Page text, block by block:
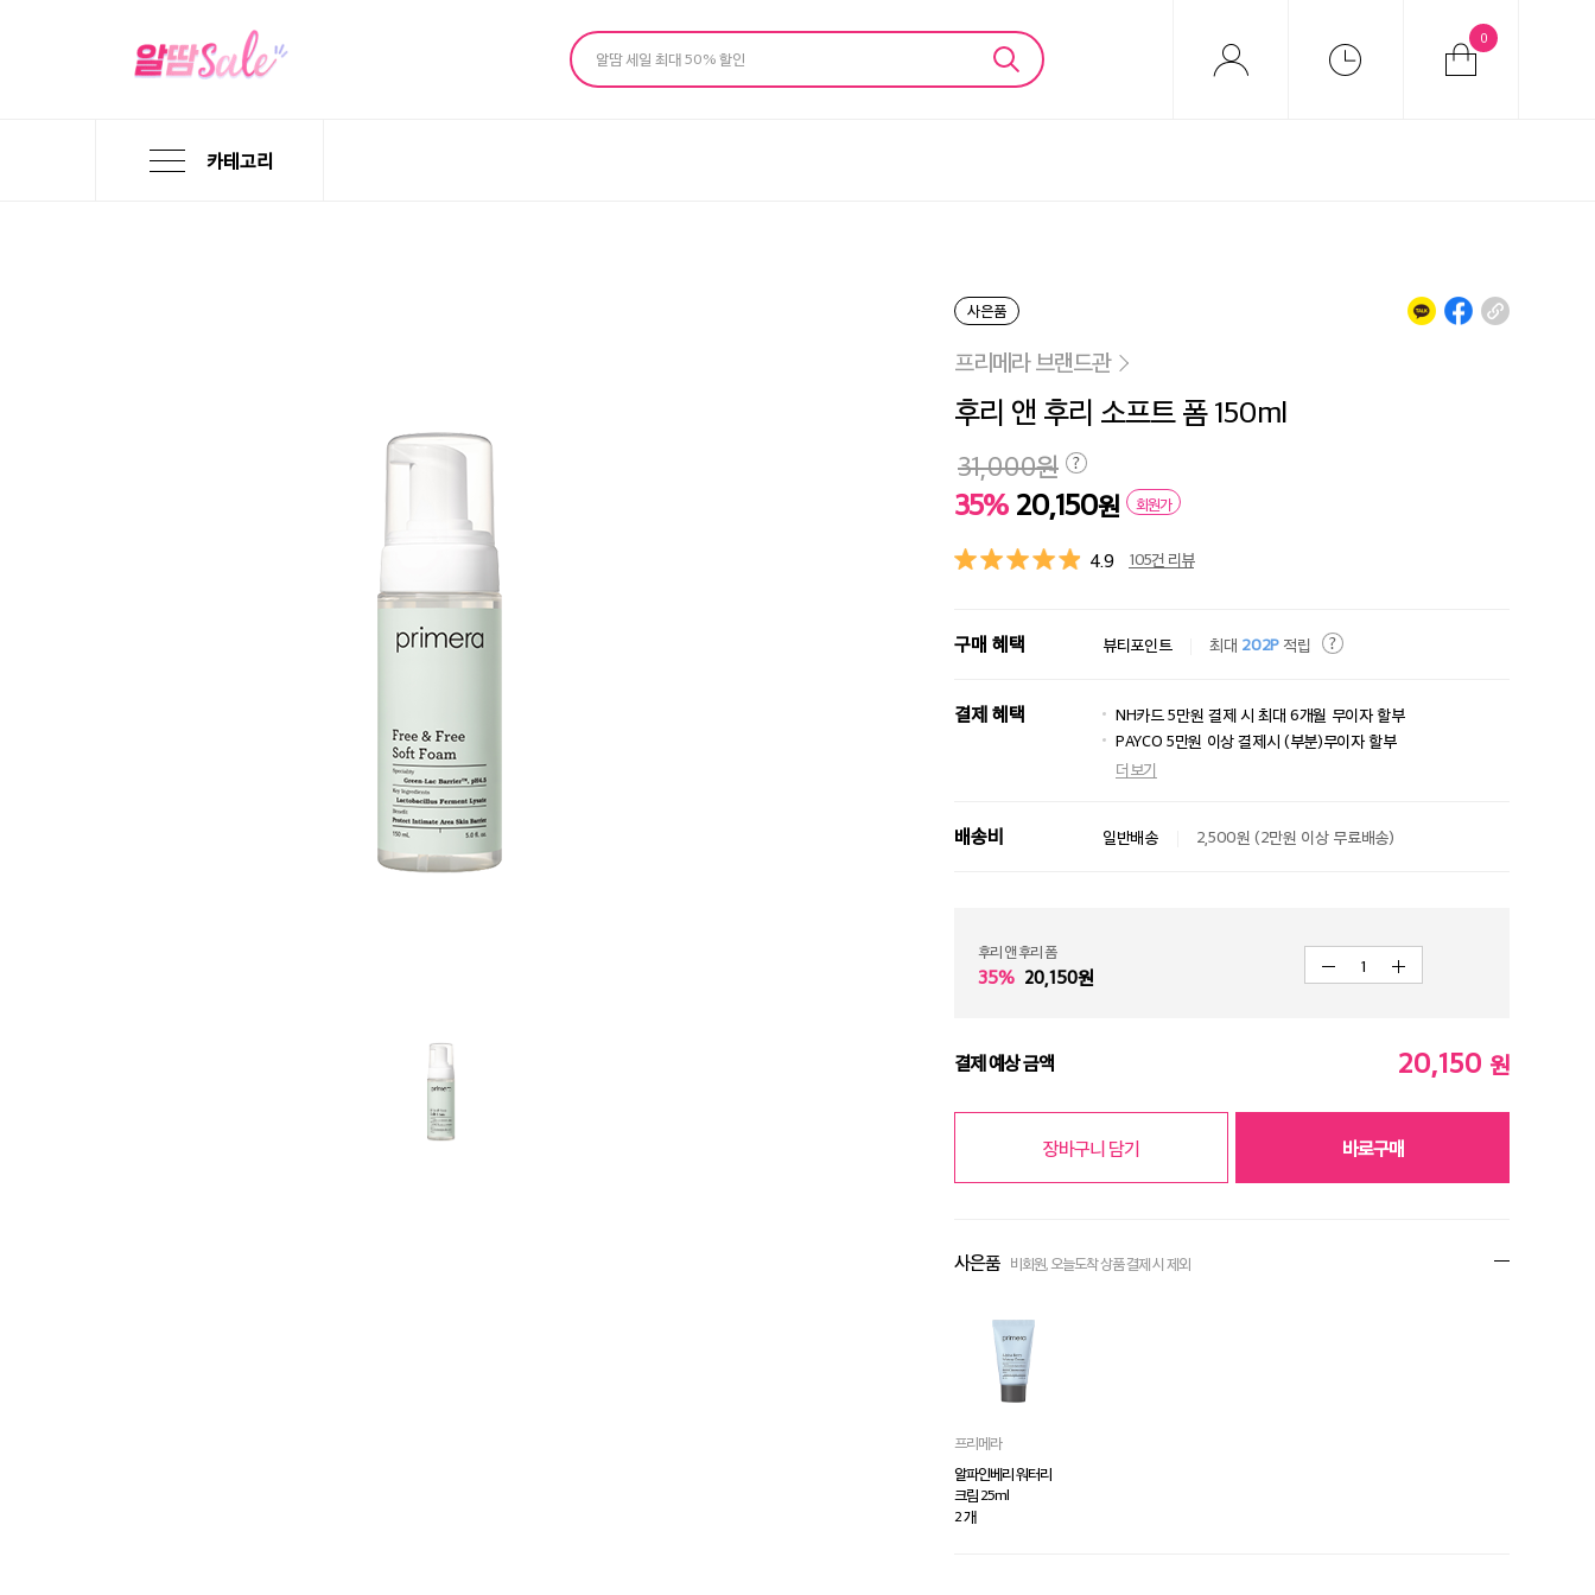
알땀 세일 최대 50% 할인
0
카테고리
사은품
프리메라 브랜드관
후리 앤 후리 소프트 폼 150ml
35% 20,150원 회원가
31,000원
4.9 105건 리뷰
구매 혜택 뷰티포인트 최대 202P적립
결제 혜택
NH카드 5만원 결제 시 최대 6개월 무이자 할부
PAYCO 5만원 이상 결제시 (부분)무이자 할부
더보기
배송비 일반배송 2,500원 (2만원 이상 무료배송)
후리 앤 후리 폼
35% 20,150원 1
결제 예상 금액 20,150 원
장바구니 담기 바로구매
사은품 비회원, 오늘도착 상품 결제시 제외
프리메라
알파인베리 워터리
크림 25ml
2 개